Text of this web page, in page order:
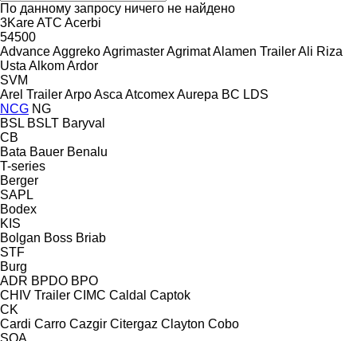
По данному запросу ничего не найдено
3KareATC Acerbi
54500
AdvanceAggrekoAgrimasterAgrimatAlamen TrailerAli Riza
Usta AlkomArdor
SVM
Arel TrailerArpoAsca AtcomexAurepa BC LDS
NCG NG
BSL BSLT Baryval
CB
Bata Bauer Benalu
T-series
Berger
SAPL
Bodex
KIS
Bolgan Boss Briab
STF
Burg
ADR BPDO BPO
CHIV Trailer CIMC Caldal Captok
CK
Cardi Carro Cazgir Citergaz Clayton Cobo
SOA